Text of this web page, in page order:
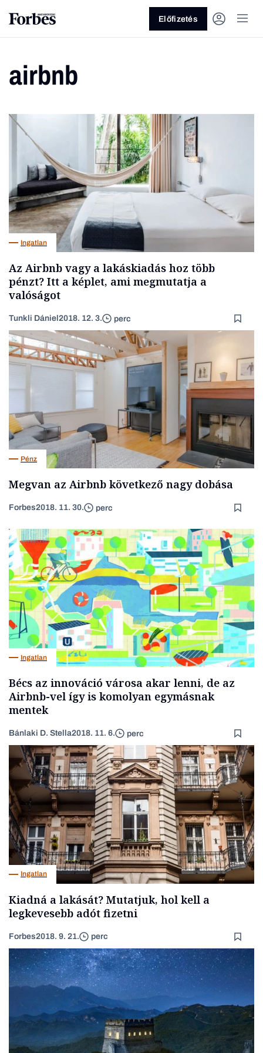
Vagy fedezze fel a következő
témákat
Üzlet Pénz Legyél jobb!
Előfizetés
airbnb
Ingatlan
Az Airbnb vagy a lakáskiadás hoz több
pénzt? Itt a képlet, ami megmutatja a
valóságot
Tunkli Dániel 2018. 12. 3. perc
Pénz
Megvan az Airbnb következő nagy dobása
Forbes2018. 11. 30. perc
Ingatlan
Bécs az innováció városa akar lenni, de az
Airbnb-vel így is komolyan egymásnak
mentek
Bánlaki D. Stella2018. 11. 6. perc
Ingatlan
Kiadná a lakását? Mutatjuk, hol kell a
legkevesebb adót fizetni
Forbes2018. 9. 21. perc